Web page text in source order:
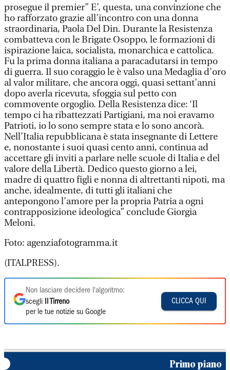
prosegue il premier” E’, questa, una convinzione che
ho rafforzato grazie all’incontro con una donna
straordinaria, Paola Del Din. Durante la Resistenza
combatteva con le Brigate Osoppo, le formazioni di
ispirazione laica, socialista, monarchica e cattolica.
Fu la prima donna italiana a paracadutarsi in tempo
di guerra. Il suo coraggio le è valso una Medaglia d’oro
al valor militare, che ancora oggi, quasi settant’anni
dopo averla ricevuta, sfoggia sul petto con
commovente orgoglio. Della Resistenza dice: ‘Il
tempo ci ha ribattezzati Partigiani, ma noi eravamo
Patrioti, io lo sono sempre stata e lo sono ancorà.
Nell’Italia repubblicana è stata insegnante di Lettere
e, nonostante i suoi quasi cento anni, continua ad
accettare gli inviti a parlare nelle scuole di Italia e del
valore della Libertà. Dedico questo giorno a lei,
madre di quattro figli e nonna di altrettanti nipoti, ma
anche, idealmente, di tutti gli italiani che
antepongono l’amore per la propria Patria a ogni
contrapposizione ideologica” conclude Giorgia
Meloni.
Foto: agenziafotogramma.it
(ITALPRESS).
Non lasciare decidere l'algoritmo:
scegli
Il Tirreno
per le tue notizie su Google
CLICCA QUI
Primo piano